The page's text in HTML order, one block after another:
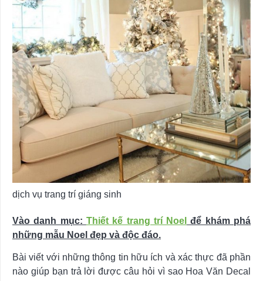
dịch vụ trang trí giáng sinh
Vào danh mục: Thiết kế trang trí Noel để khám phá
những mẫu Noel đẹp và độc đáo.
Bài viết với những thông tin hữu ích và xác thực đã phần
nào giúp bạn trả lời được câu hỏi vì sao Hoa Văn Decal